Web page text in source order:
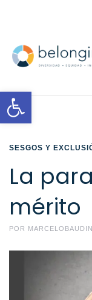
Open toolbar
SESGOS Y
La
mérito
POR